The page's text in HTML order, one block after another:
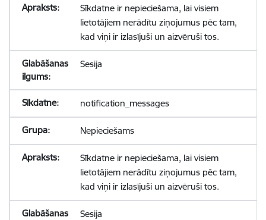
Sīkdatne ir nepieciešama, lai visiem
lietotājiem nerādītu ziņojumus pēc tam,
kad viņi ir izlasījuši un aizvēruši tos.
Sesija
notification_messages
Nepieciešams
Sīkdatne ir nepieciešama, lai visiem
lietotājiem nerādītu ziņojumus pēc tam,
kad viņi ir izlasījuši un aizvēruši tos.
Sesija